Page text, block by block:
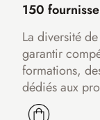
150
La diversité
garantir
formations,
dédiés aux